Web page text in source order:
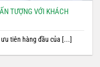
TƯỢNG VỚI KHÁCH
tiên hàng đầu của [...]